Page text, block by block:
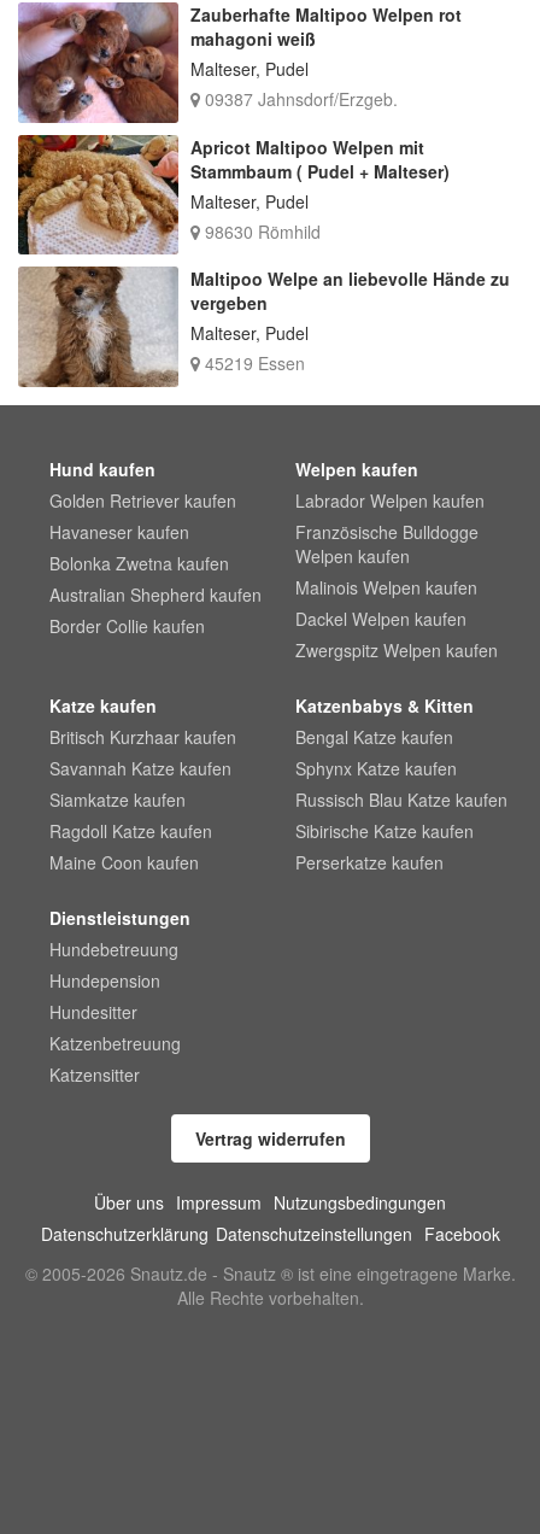
Zauberhafte Maltipoo Welpen rot
mahagoni weiß
Malteser, Pudel
09387 Jahnsdorf/Erzgeb.
Apricot Maltipoo Welpen mit
Stammbaum ( Pudel + Malteser)
Malteser, Pudel
98630 Römhild
Maltipoo Welpe an liebevolle Hände zu
vergeben
Malteser, Pudel
45219 Essen
Hund kaufen
Golden Retriever kaufen
Havaneser kaufen
Bolonka Zwetna kaufen
Australian Shepherd kaufen
Border Collie kaufen
Welpen kaufen
Labrador Welpen kaufen
Französische Bulldogge
Welpen kaufen
Malinois Welpen kaufen
Dackel Welpen kaufen
Zwergspitz Welpen kaufen
Katze kaufen
Britisch Kurzhaar kaufen
Savannah Katze kaufen
Siamkatze kaufen
Ragdoll Katze kaufen
Maine Coon kaufen
Katzenbabys & Kitten
Bengal Katze kaufen
Sphynx Katze kaufen
Russisch Blau Katze kaufen
Sibirische Katze kaufen
Perserkatze kaufen
Dienstleistungen
Hundebetreuung
Hundepension
Hundesitter
Katzenbetreuung
Katzensitter
Vertrag widerrufen
Über uns Impressum Nutzungsbedingungen
Datenschutzerklärung Datenschutzeinstellungen Facebook
© 2005-2026 Snautz.de - Snautz ® ist eine eingetragene Marke.
Alle Rechte vorbehalten.